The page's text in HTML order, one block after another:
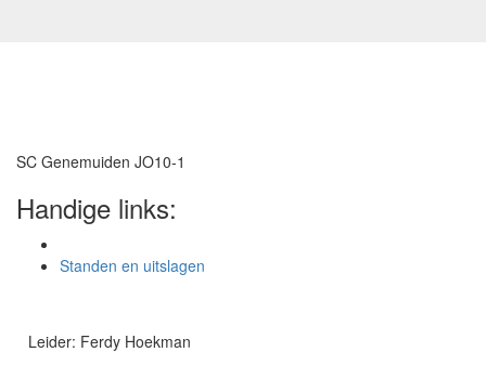
SC Genemuiden JO10-1
Handige links:
Standen en uitslagen
Leider: Ferdy Hoekman